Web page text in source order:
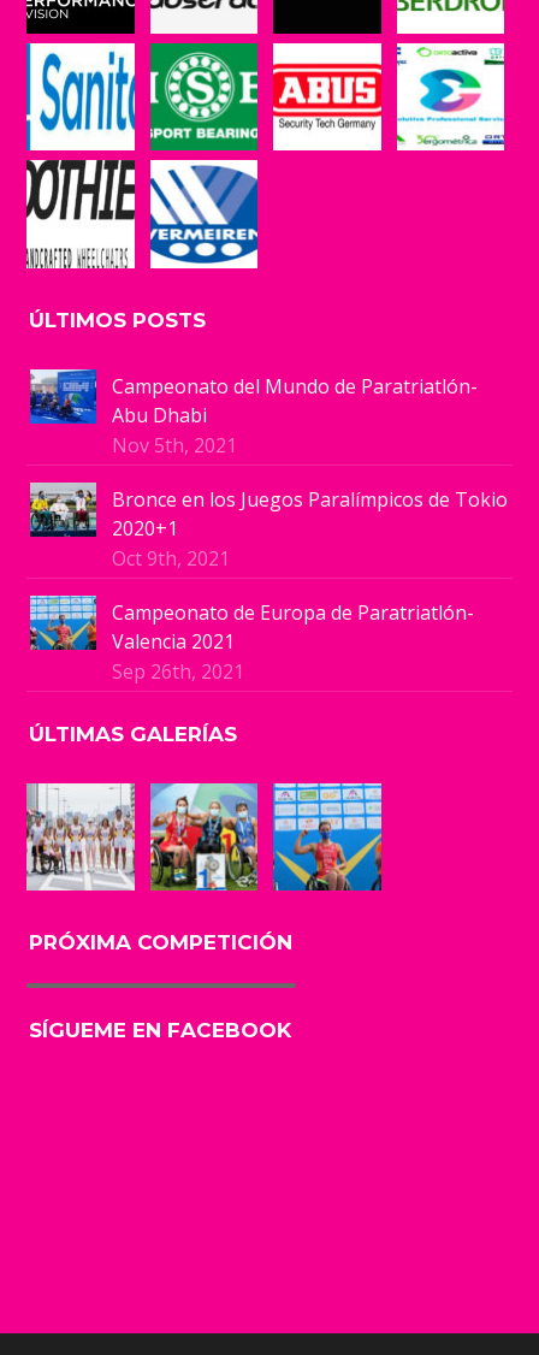
ÚLTIMOS POSTS
Campeonato del Mundo de Paratriatlón-
Abu Dhabi
Nov 5th, 2021
Bronce en los Juegos Paralímpicos de Tokio
2020+1
Oct 9th, 2021
Campeonato de Europa de Paratriatlón-
Valencia 2021
Sep 26th, 2021
ÚLTIMAS GALERÍAS
PRÓXIMA COMPETICIÓN
SÍGUEME EN FACEBOOK